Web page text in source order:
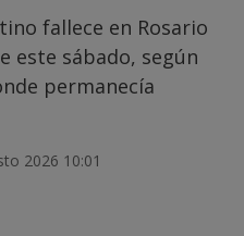
fallece en Rosario
este sábado, según
permanecía
2026 10:01